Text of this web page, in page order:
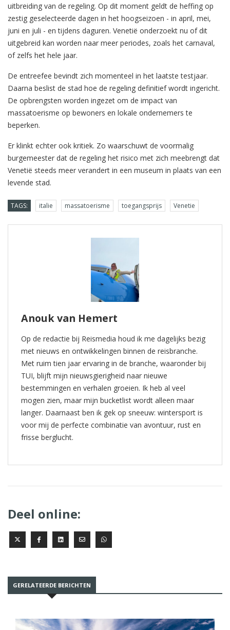
uitbreiding van de regeling. Op dit moment geldt de heffing op
zestig geselecteerde dagen in het hoogseizoen - in april, mei,
juni en juli - en tijdens daguren. Venetië onderzoekt nu of dit
uitgebreid kan worden naar meer periodes, zoals het carnaval,
of zelfs het hele jaar.
De entreefee bevindt zich momenteel in het laatste testjaar.
Daarna beslist de stad hoe de regeling definitief wordt ingericht.
De opbrengsten worden ingezet om de impact van
massatoerisme op bewoners en lokale ondernemers te
beperken.
Er klinkt echter ook kritiek. Zo waarschuwt de voormalig
burgemeester dat de regeling het risico met zich meebrengt dat
Venetië steeds meer verandert in een museum in plaats van een
levende stad.
TAGS: italie massatoerisme toegangsprijs Venetie
Anouk van Hemert
Op de redactie bij Reismedia houd ik me dagelijks bezig
met nieuws en ontwikkelingen binnen de reisbranche.
Met ruim tien jaar ervaring in de branche, waaronder bij
TUI, blijft mijn nieuwsgierigheid naar nieuwe
bestemmingen en verhalen groeien. Ik heb al veel
mogen zien, maar mijn bucketlist wordt alleen maar
langer. Daarnaast ben ik gek op sneeuw: wintersport is
voor mij de perfecte combinatie van avontuur, rust en
frisse berglucht.
Deel online:
GERELATEERDE BERICHTEN